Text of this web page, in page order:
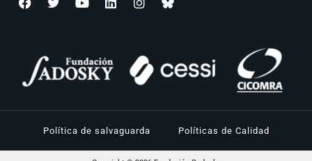
Política de salvaguarda Políticas de Calidad